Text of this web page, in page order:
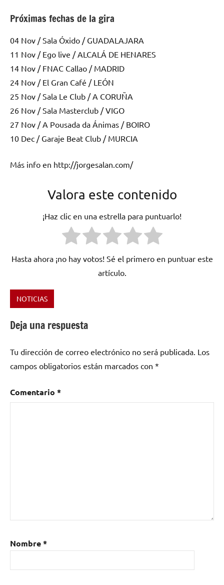
Próximas fechas de la gira
04 Nov / Sala Óxido / GUADALAJARA
11 Nov / Ego live / ALCALÁ DE HENARES
14 Nov / FNAC Callao / MADRID
24 Nov / El Gran Café / LEÓN
25 Nov / Sala Le Club / A CORUÑA
26 Nov / Sala Masterclub / VIGO
27 Nov / A Pousada da Ánimas / BOIRO
10 Dec / Garaje Beat Club / MURCIA
Más info en http://jorgesalan.com/
Valora este contenido
¡Haz clic en una estrella para puntuarlo!
Hasta ahora ¡no hay votos! Sé el primero en puntuar este
artículo.
Etiquetado
America,
Graffire,
Jorge
Jorge
Victim
Desire
NOTICIAS
Deja una respuesta
Tu dirección de correo electrónico no será publicada. Los
campos obligatorios están marcados con *
Comentario *
Nombre*